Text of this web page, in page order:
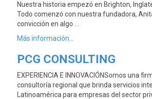
Nuestra historia empezó en Brighton,
Todo comenzó con nuestra fundadora,
convicción en algo …
Más información...
PCG CONSULTING
EXPERIENCIA E INNOVACIÓNSomos una
consultoría regional que brinda servicios
Latinoamérica para empresas del sector